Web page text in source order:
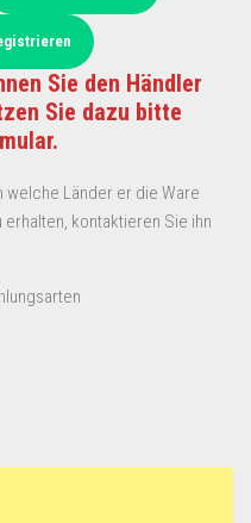
Sie den Händler
Sie dazu bitte
welche Länder er die Ware
kontaktieren Sie ihn